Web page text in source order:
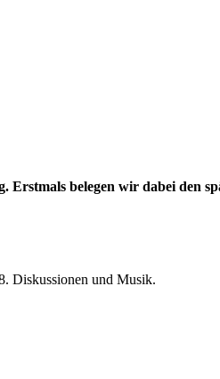
Erstmals belegen wir dabei den
Diskussionen und Musik.